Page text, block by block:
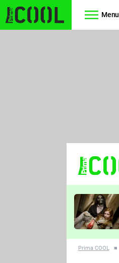
Menu
TŘESKU
FUTURAMA
Prima COOL ■